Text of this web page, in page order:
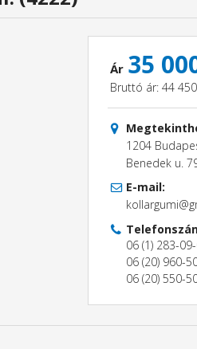
Ár 35
Bruttó ár: 44
1204
Benedek u.
E-mail:
06 (1) 283-
06 (20) 960-
06 (20) 550-